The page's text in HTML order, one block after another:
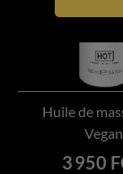
Huile de
Vegan...
Prix
3 950